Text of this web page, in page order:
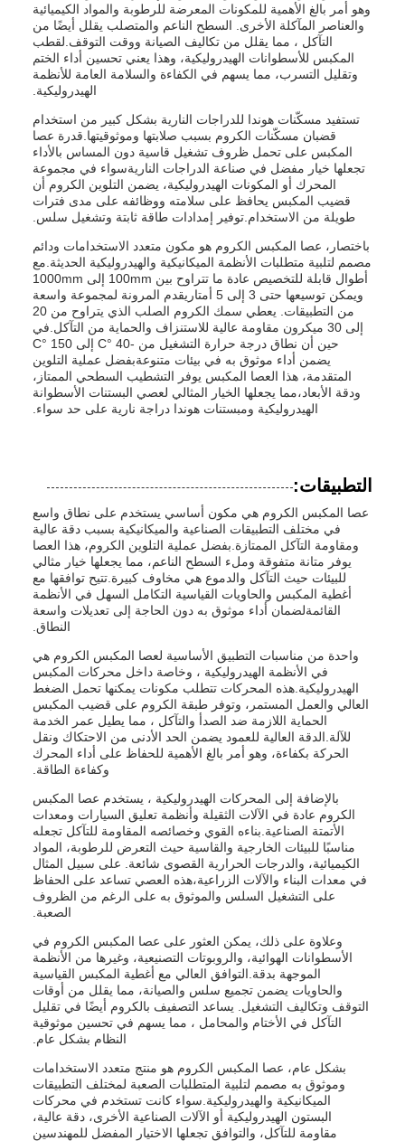
وهو أمر بالغ الأهمية للمكونات المعرضة للرطوبة والمواد الكيميائية
والعناصر المآكلة الأخرى. السطح الناعم والمتصلب يقلل أيضًا من
التآكل ، مما يقلل من تكاليف الصيانة ووقت التوقف.لقطب
المكبس للأسطوانات الهيدروليكية، وهذا يعني تحسين أداء الختم
وتقليل التسرب، مما يسهم في الكفاءة والسلامة العامة للأنظمة
الهيدروليكية.
تستفيد مسكّنات هوندا للدراجات النارية بشكل كبير من استخدام
قضبان مسكّنات الكروم بسبب صلابتها وموثوقيتها.قدرة عصا
المكبس على تحمل ظروف تشغيل قاسية دون المساس بالأداء
تجعلها خيار مفضل في صناعة الدراجات الناريةسواء في مجموعة
المحرك أو المكونات الهيدروليكية، يضمن التلوين الكروم أن
قضيب المكبس يحافظ على سلامته ووظائفه على مدى فترات
طويلة من الاستخدام.توفير إمدادات طاقة ثابتة وتشغيل سلس.
باختصار، عصا المكبس الكروم هو مكون متعدد الاستخدامات ودائم
مصمم لتلبية متطلبات الأنظمة الميكانيكية والهيدروليكية الحديثة.مع
أطوال قابلة للتخصيص عادة ما تتراوح بين 100mm إلى 1000mm
ويمكن توسيعها حتى 3 إلى 5 أمتاريقدم المرونة لمجموعة واسعة
من التطبيقات. يعطي سمك الكروم الصلب الذي يتراوح من 20
إلى 30 ميكرون مقاومة عالية للاستنزاف والحماية من التآكل.في
حين أن نطاق درجة حرارة التشغيل من -40 °C إلى 150 °C
يضمن أداء موثوق به في بيئات متنوعةبفضل عملية التلوين
المتقدمة، هذا العصا المكبس يوفر التشطيب السطحي الممتاز،
ودقة الأبعاد،مما يجعلها الخيار المثالي لعصي البستنات الأسطوانة
الهيدروليكية ومبستنات هوندا دراجة نارية على حد سواء.
التطبيقات:
عصا المكبس الكروم هي مكون أساسي يستخدم على نطاق واسع
في مختلف التطبيقات الصناعية والميكانيكية بسبب دقة عالية
ومقاومة التآكل الممتازة.بفضل عملية التلوين الكروم، هذا العصا
يوفر متانة متفوقة وملء السطح الناعم، مما يجعلها خيار مثالي
للبيئات حيث التآكل والدموع هي مخاوف كبيرة.تتيح توافقها مع
أغطية المكبس والحاويات القياسية التكامل السهل في الأنظمة
القائمةلضمان أداء موثوق به دون الحاجة إلى تعديلات واسعة
النطاق.
واحدة من مناسبات التطبيق الأساسية لعصا المكبس الكروم هي
في الأنظمة الهيدروليكية ، وخاصة داخل محركات المكبس
الهيدروليكية.هذه المحركات تتطلب مكونات يمكنها تحمل الضغط
العالي والعمل المستمر، وتوفر طبقة الكروم على قضيب المكبس
الحماية اللازمة ضد الصدأ والتآكل ، مما يطيل عمر الخدمة
للآلة.الدقة العالية للعمود يضمن الحد الأدنى من الاحتكاك ونقل
الحركة بكفاءة، وهو أمر بالغ الأهمية للحفاظ على أداء المحرك
وكفاءة الطاقة.
بالإضافة إلى المحركات الهيدروليكية ، يستخدم عصا المكبس
الكروم عادة في الآلات الثقيلة وأنظمة تعليق السيارات ومعدات
الأتمتة الصناعية.بناءه القوي وخصائصه المقاومة للتآكل تجعله
مناسبًا للبيئات الخارجية والقاسية حيث التعرض للرطوبة، المواد
الكيميائية، والدرجات الحرارية القصوى شائعة. على سبيل المثال
في معدات البناء والآلات الزراعية،هذه العصي تساعد على الحفاظ
على التشغيل السلس والموثوق به على الرغم من الظروف
الصعبة.
وعلاوة على ذلك، يمكن العثور على عصا المكبس الكروم في
الأسطوانات الهوائية، والروبوتات التصنيعية، وغيرها من الأنظمة
الموجهة بدقة.التوافق العالي مع أغطية المكبس القياسية
والحاويات يضمن تجميع سلس والصيانة، مما يقلل من أوقات
التوقف وتكاليف التشغيل. يساعد التصفيف بالكروم أيضًا في تقليل
التآكل في الأختام والمحامل ، مما يسهم في تحسين موثوقية
النظام بشكل عام.
بشكل عام، عصا المكبس الكروم هو منتج متعدد الاستخدامات
وموثوق به مصمم لتلبية المتطلبات الصعبة لمختلف التطبيقات
الميكانيكية والهيدروليكية.سواء كانت تستخدم في محركات
البستون الهيدروليكية أو الآلات الصناعية الأخرى، دقة عالية،
مقاومة للتآكل، والتوافق تجعلها الاختيار المفضل للمهندسين